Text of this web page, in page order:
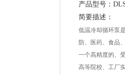
产品型号：
简要描述：
低温冷却循环泵
防、医药、食品
一个高精度的、
高等院校、工厂